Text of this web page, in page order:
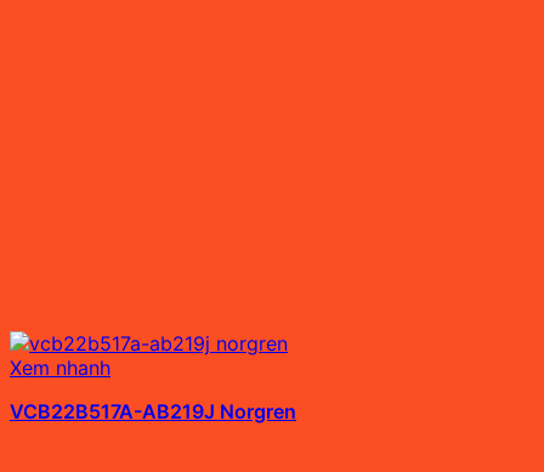
Xem nhanh
VCB22B517A-AB219J Norgren